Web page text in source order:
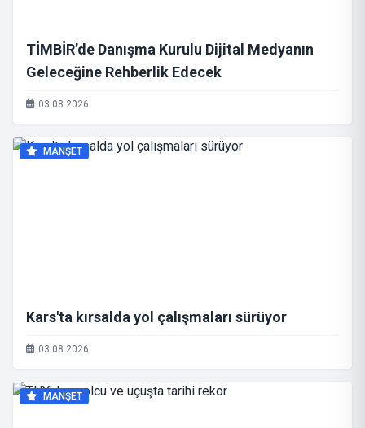
TİMBİR’de Danışma Kurulu Dijital Medyanın
Geleceğine Rehberlik Edecek
03.08.2026
MANŞET
Kars'ta kırsalda yol çalışmaları sürüyor
03.08.2026
MANŞET